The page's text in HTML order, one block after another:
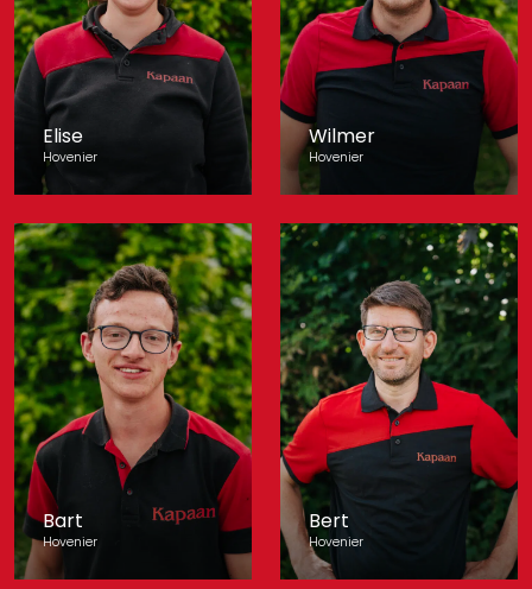
Elise
Hovenier
Wilmer
Hovenier
Bart
Hovenier
Bert
Hovenier